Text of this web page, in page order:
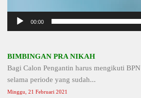
00:00
BIMBINGAN PRA NIKAH
Bagi Calon Pengantin harus mengikuti BPN
selama periode yang sudah...
Minggu, 21 Februari 2021